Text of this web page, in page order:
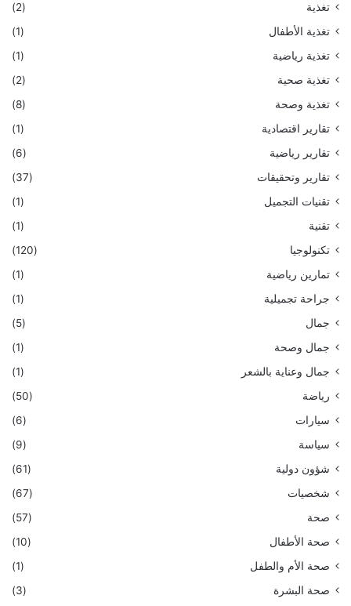
تغذية
(2)
تغذية الأطفال
(1)
تغذية رياضية
(1)
تغذية صحية
(2)
تغذية وصحة
(8)
تقارير اقتصادية
(1)
تقارير رياضية
(6)
تقارير وتحقيقات
(37)
تقنيات التجميل
(1)
تقنية
(1)
تكنولوجيا
(120)
تمارين رياضية
(1)
جراحة تجميلية
(1)
جمال
(5)
جمال وصحة
(1)
جمال وعناية بالشعر
(1)
رياضة
(50)
سيارات
(6)
سياسة
(9)
شؤون دولية
(61)
شخصيات
(67)
صحة
(57)
صحة الأطفال
(10)
صحة الأم والطفل
(1)
صحة البشرة
(3)